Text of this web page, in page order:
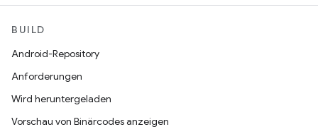
BUILD
Android-Repository
Anforderungen
Wird heruntergeladen
Vorschau von Binärcodes anzeigen